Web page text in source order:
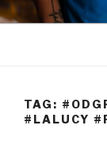
Przeskocz
do
LA
Zapraszamy na
TAG:
#LALUCY